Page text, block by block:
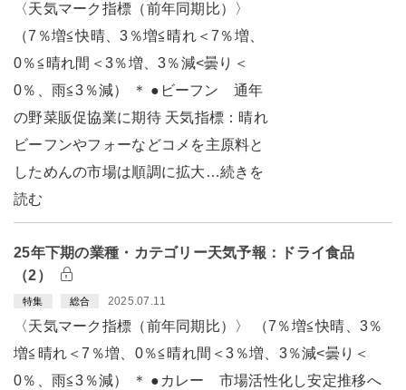
〈天気マーク指標（前年同期比）〉
（7％増≦快晴、3％増≦晴れ＜7％増、
0％≦晴れ間＜3％増、3％減<曇り＜
0％、雨≦3％減） ＊ ●ビーフン 通年
の野菜販促協業に期待 天気指標：晴れ
ビーフンやフォーなどコメを主原料と
しためんの市場は順調に拡大…続きを
読む
25年下期の業種・カテゴリー天気予報：ドライ食品
（2）
特集 総合 2025.07.11
〈天気マーク指標（前年同期比）〉 （7％増≦快晴、3％
増≦晴れ＜7％増、0％≦晴れ間＜3％増、3％減<曇り＜
0％、雨≦3％減） ＊ ●カレー 市場活性化し安定推移へ